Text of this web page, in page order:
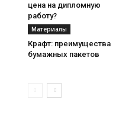
цена на дипломную
работу?
Материалы
Крафт: преимущества
бумажных пакетов